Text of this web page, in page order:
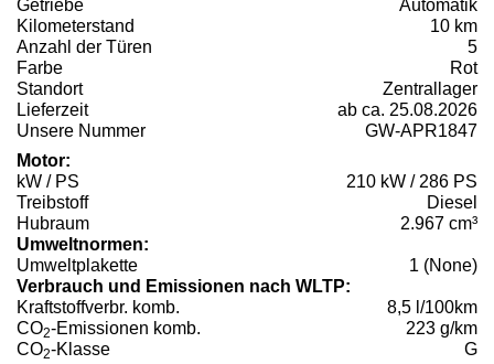
Getriebe
Automatik
Kilometerstand
10 km
Anzahl der Türen
5
Farbe
Rot
Standort
Zentrallager
Lieferzeit
ab ca. 25.08.2026
Unsere Nummer
GW-APR1847
Motor:
kW / PS
210 kW / 286 PS
Treibstoff
Diesel
Hubraum
2.967 cm³
Umweltnormen:
Umweltplakette
1 (None)
Verbrauch und Emissionen nach WLTP:
Kraftstoffverbr. komb.
8,5 l/100km
CO2-Emissionen komb.
223 g/km
CO2-Klasse G